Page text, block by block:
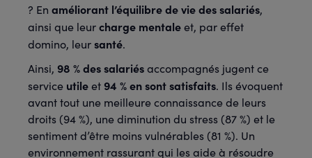
? En améliorant l’équilibre de vie des salariés,
ainsi que leurcharge mentaleet, par effet
domino, leursanté.
Ainsi, 98 % des salariésaccompagnés jugent ce
service utileet 94 % en sont satisfaits. Ils évoquent
avant tout une meilleure connaissance de leurs
droits (94 %), une diminution du stress (87 %) et le
sentiment d’être moins vulnérables (81 %). Un
environnement rassurant qui les aide à résoudre